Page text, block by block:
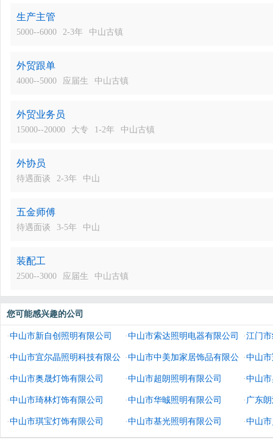
生产主管
5000--6000 2-3年 中山古镇
外贸跟单
4000--5000 应届生 中山古镇
外贸业务员
15000--20000 大专 1-2年 中山古镇
外协员
待遇面谈 2-3年 中山
五金师傅
待遇面谈 3-5年 中山
装配工
2500--3000 应届生 中山古镇
您可能感兴趣的公司
·中山市新自创照明有限公司 ·中山市索达照明电器有限公司 ·江门
·中山市宜尔晶照明科技有限公
司
·中山市中美加家居饰品有限公
司
·中山
·中山市奥晟灯饰有限公司 ·中山市超朗照明有限公司 ·中山
·中山市琦林灯饰有限公司 ·中山市华晠照明有限公司 ·广东
·中山市琪宝灯饰有限公司 ·中山市基光照明有限公司 ·中山